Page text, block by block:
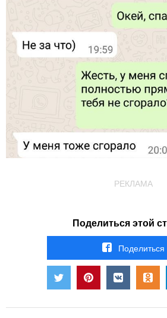
РЕКЛАМА
Поделиться этой
Поделиться